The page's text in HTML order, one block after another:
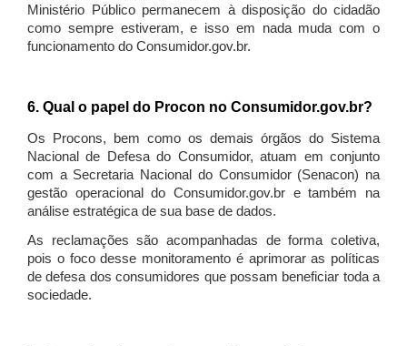
Ministério Público permanecem à disposição do cidadão
como sempre estiveram, e isso em nada muda com o
funcionamento do Consumidor.gov.br.
6. Qual o papel do Procon no Consumidor.gov.br?
Os Procons, bem como os demais órgãos do Sistema
Nacional de Defesa do Consumidor, atuam em conjunto
com a Secretaria Nacional do Consumidor (Senacon) na
gestão operacional do Consumidor.gov.br e também na
análise estratégica de sua base de dados.
As reclamações são acompanhadas de forma coletiva,
pois o foco desse monitoramento é aprimorar as políticas
de defesa dos consumidores que possam beneficiar toda a
sociedade.